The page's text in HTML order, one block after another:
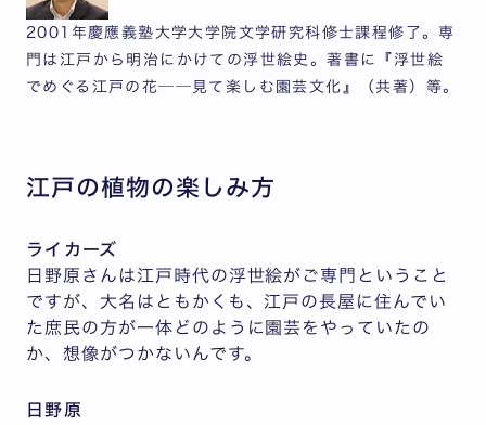
2001年慶應義塾大学大学院文学研究科修士課程修了。専
門は江戸から明治にかけての浮世絵史。著書に『浮世絵
でめぐる江戸の花──見て楽しむ園芸文化』（共著）等。
江戸の植物の楽しみ方
ライカーズ
日野原さんは江戸時代の浮世絵がご専門ということ
ですが、大名はともかくも、江戸の長屋に住んでい
た庶民の方が一体どのように園芸をやっていたの
か、想像がつかないんです。
日野原